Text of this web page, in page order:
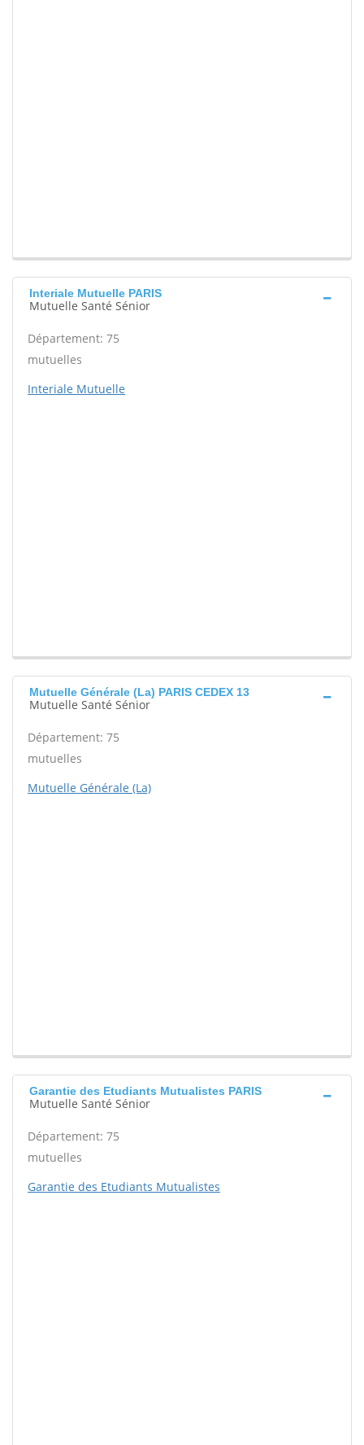
Interiale Mutuelle PARIS
Mutuelle Santé Sénior
Département: 75
mutuelles
Interiale Mutuelle
Mutuelle Générale (La) PARIS CEDEX 13
Mutuelle Santé Sénior
Département: 75
mutuelles
Mutuelle Générale (La)
Garantie des Etudiants Mutualistes PARIS
Mutuelle Santé Sénior
Département: 75
mutuelles
Garantie des Etudiants Mutualistes